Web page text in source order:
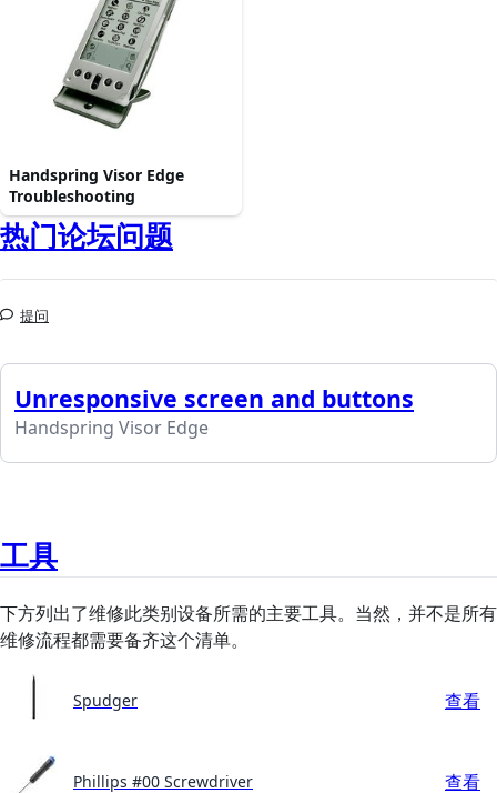
Handspring Visor Edge
Troubleshooting
热门论坛问题
提问
Unresponsive screen and buttons
Handspring Visor Edge
工具
下方列出了维修此类别设备所需的主要工具。当然，并不是所有
维修流程都需要备齐这个清单。
Spudger 查看
Phillips #00 Screwdriver 查看